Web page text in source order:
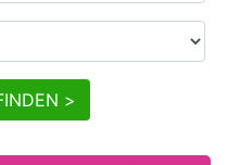
JETZT HIER FINDEN >